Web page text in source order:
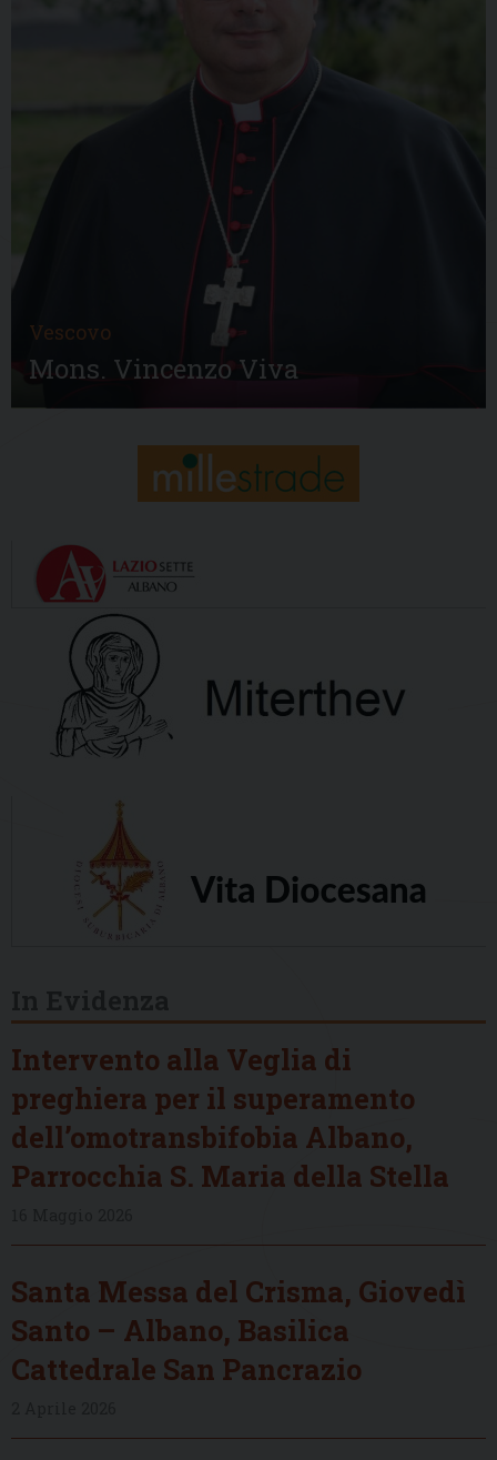
Vescovo
Mons. Vincenzo Viva
Intervento alla Veglia di
preghiera per il superamento
dell’omotransbifobia Albano,
Parrocchia S. Maria della Stella
Santa Messa del Crisma, Giovedì
Santo – Albano, Basilica
Cattedrale San Pancrazio